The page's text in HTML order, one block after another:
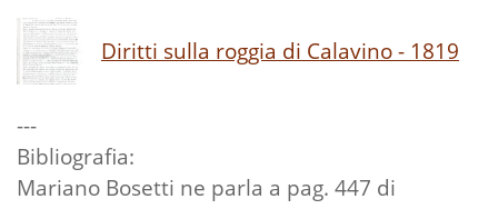
Diritti sulla roggia di Calavino - 1819
---
Bibliografia:
Mariano Bosetti ne parla a pag. 447 di